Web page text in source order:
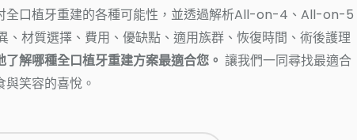
全口植牙重建的各種可能性，並透過解析All-on-4、All-on-5
材質選擇、費用、優缺點、適用族群、恢復時間、術後護理
了解哪種全口植牙重建方案最適合您。 讓我們一同尋找最適合
笑容的喜悅。